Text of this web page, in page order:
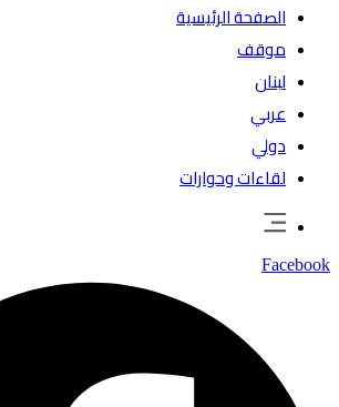
الصفحة الرئيسية
موقف
لبنان
عربي
دولي
لقاءات وحوارات
Facebook